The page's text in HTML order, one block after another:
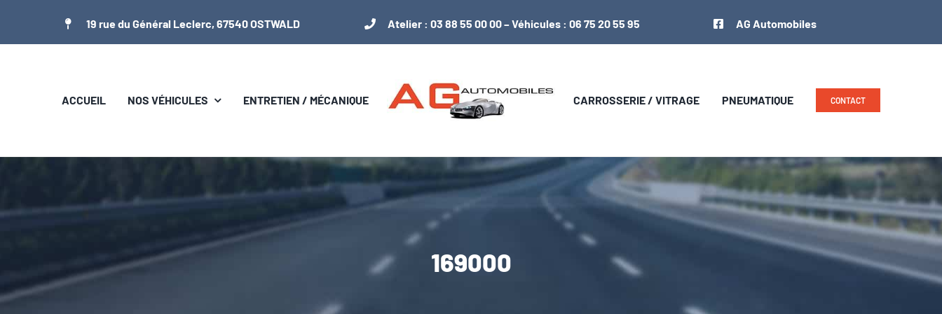
contenu
19 rue du Général Leclerc, 67540 OSTWALD Atelier : 03 88 55 00 00– Véhicules : 06 75 20 55 95 AG Automobiles
ACCUEIL NOS VÉHICULES ENTRETIEN / MÉCANIQUE CARROSSERIE / VITRAGE PNEUMATIQUE CONTACT
169000